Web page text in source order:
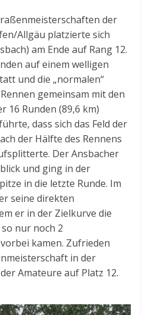
der
Allgäu platzierte sich
am Ende auf Rang 12.
auf einem welligen
und die „normalen“
gemeinsam mit den
16 Runden (89,6 km)
dass sich das Feld der
der Hälfte des Rennens
Der Ansbacher
und ging in der
in die letzte Runde. Im
seine direkten
er in der Zielkurve die
nur noch 2
kamen. Zufrieden
in der
Amateure auf Platz 12.